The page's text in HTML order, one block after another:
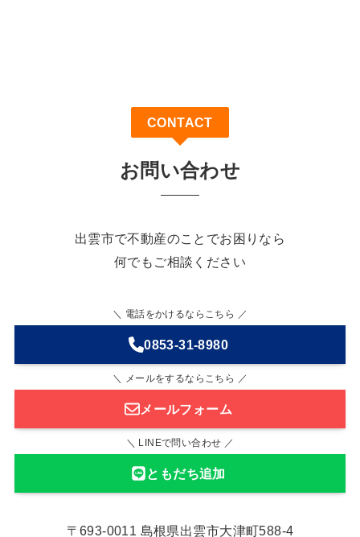
CONTACT
お問い合わせ
出雲市で不動産のことでお困りなら
何でもご相談ください
＼ 電話をかけるならこちら ／
0853-31-8980
＼ メールをするならこちら ／
メールフォーム
＼ LINEで問い合わせ ／
ともだち追加
〒693-0011 島根県出雲市大津町588-4